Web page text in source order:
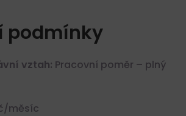
podmínky
vztah: Pracovní poměr – plný
měsíc